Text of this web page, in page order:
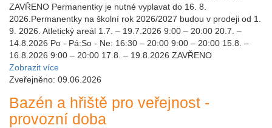
ZAVŘENO Permanentky je nutné vyplavat do 16. 8.
2026.Permanentky na školní rok 2026/2027 budou v prodeji od 1.
9. 2026. Atletický areál 1.7. – 19.7.2026 9:00 – 20:00 20.7. –
14.8.2026 Po - Pá:So - Ne: 16:30 – 20:00 9:00 – 20:00 15.8. –
16.8.2026 9:00 – 20:00 17.8. – 19.8.2026 ZAVŘENO
Zobrazit více
Zveřejněno: 09.06.2026
Bazén a hřiště pro veřejnost -
provozní doba